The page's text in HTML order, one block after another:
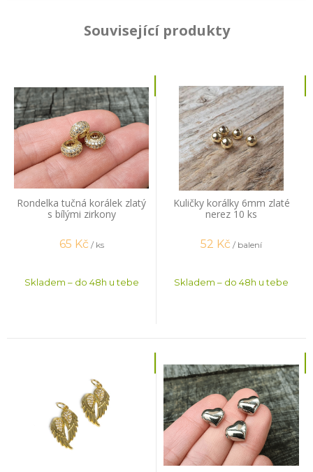
Související produkty
Rondelka tučná korálek zlatý
s bílými zirkony
65 Kč / ks
Skladem – do 48h u tebe
Kuličky korálky 6mm zlaté
nerez 10 ks
52 Kč / balení
Skladem – do 48h u tebe